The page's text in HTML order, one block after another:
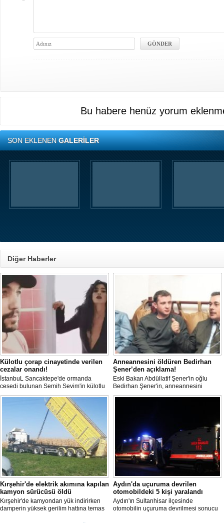
Bu habere henüz yorum
SON EKLENENGALERİLER
Diğer Haberler
Külotlu çorap cinayetinde verilen
cezalar onandı!
İstanbuL Sancaktepe'de ormanda
cesedi bulunan Semih Sevim'in külotlu
çorapla boğularak öldürüldüğü
iddiasına ilişkin sanık Seçil Çiftçi'ye
verilen 'ağırlaştırılmış müebbet' ve
babası hakkındaki 'müebbet' kararı,
istinaf mahkemesi onadı.
Anneannesini öldüren Bedirhan
Şener’den açıklama!
Eski Bakan Abdüllatif Şener'in oğlu
Bedirhan Şener'in, anneannesini
öldürmesine ilişkin davada karar
çekerken, Şener'e verilen ceza belli
Kırşehir'de elektrik akımına kapılan
kamyon sürücüsü öldü
Kırşehir'de kamyondan yük indirirken
damperin yüksek gerilim hattına temas
Aydın'da uçuruma devrilen
otomobildeki 5 kişi yaralandı
Aydın'ın Sultanhisar ilçesinde
otomobilin uçuruma devrilmesi sonucu